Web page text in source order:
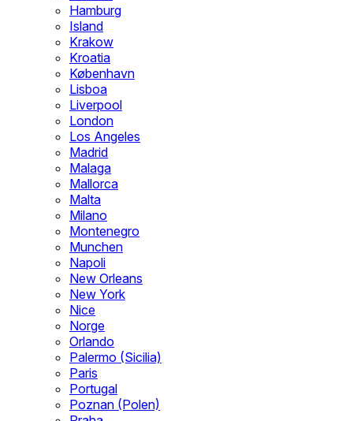
Hamburg
Island
Krakow
Kroatia
København
Lisboa
Liverpool
London
Los Angeles
Madrid
Malaga
Mallorca
Malta
Milano
Montenegro
Munchen
Napoli
New Orleans
New York
Nice
Norge
Orlando
Palermo (Sicilia)
Paris
Portugal
Poznan (Polen)